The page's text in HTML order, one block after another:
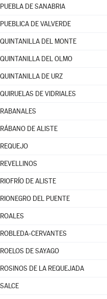
PUEBLA DE SANABRIA
PUEBLICA DE VALVERDE
QUINTANILLA DEL MONTE
QUINTANILLA DEL OLMO
QUINTANILLA DE URZ
QUIRUELAS DE VIDRIALES
RABANALES
RÁBANO DE ALISTE
REQUEJO
REVELLINOS
RIOFRÍO DE ALISTE
RIONEGRO DEL PUENTE
ROALES
ROBLEDA-CERVANTES
ROELOS DE SAYAGO
ROSINOS DE LA REQUEJADA
SALCE